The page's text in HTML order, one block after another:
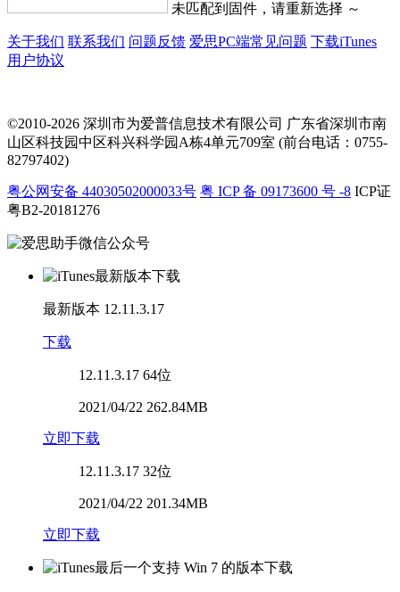
未匹配到固件，请重新选择 ～
关于我们 联系我们 问题反馈 爱思PC端常见问题 下载iTunes
用户协议
©2010-2026 深圳市为爱普信息技术有限公司 广东省深圳市南
山区科技园中区科兴科学园A栋4单元709室 (前台电话：0755-
82797402)
粤公网安备 44030502000033号 粤 ICP 备 09173600 号 -8 ICP证
粤B2-20181276
最新版本 12.11.3.17
下载
12.11.3.17 64位
2021/04/22 262.84MB
立即下载
12.11.3.17 32位
2021/04/22 201.34MB
立即下载